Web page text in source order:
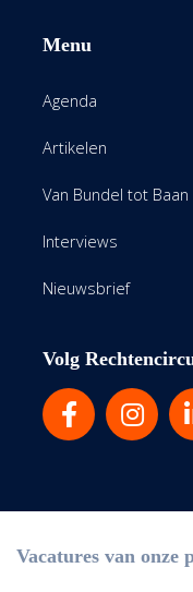
Menu
Agenda
Artikelen
Van Bundel tot Baan
Interviews
Nieuwsbrief
Volg
Vacatures van onze